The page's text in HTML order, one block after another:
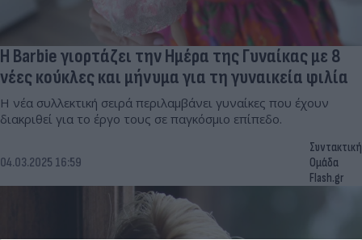
Η Barbie γιορτάζει την Ημέρα της Γυναίκας με 8
νέες κούκλες και μήνυμα για τη γυναικεία φιλία
Η νέα συλλεκτική σειρά περιλαμβάνει γυναίκες που έχουν
διακριθεί για το έργο τους σε παγκόσμιο επίπεδο.
04.03.2025 16:59
Συντακτική
Ομάδα
Flash.gr